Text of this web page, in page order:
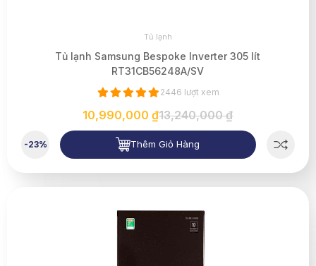
Tủ lạnh
Tủ lạnh Samsung Bespoke Inverter 305 lít
RT31CB56248A/SV
2446 lượt xem
10,990,000 ₫13,240,000 ₫
-23% Thêm Giỏ Hàng